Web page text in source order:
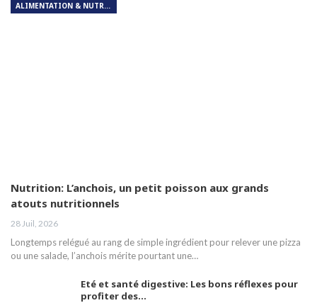
ALIMENTATION & NUTRITION
Nutrition: L’anchois, un petit poisson aux grands
atouts nutritionnels
28 Juil, 2026
Longtemps relégué au rang de simple ingrédient pour relever une pizza
ou une salade, l’anchois mérite pourtant une…
Eté et santé digestive: Les bons réflexes pour
profiter des…